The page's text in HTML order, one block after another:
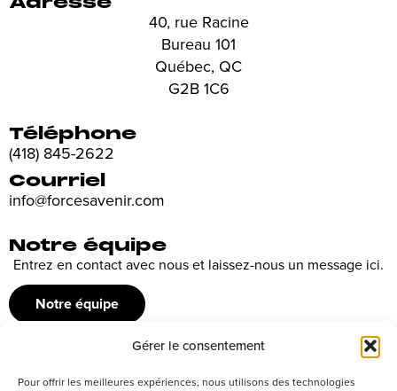
Gérer le consentement
Pour offrir les meilleures expériences, nous utilisons des technologies
40, rue Racine
Bureau 101
Québec, QC
G2B 1C6
Téléphone
(418) 845-2622
Courriel
info@forcesavenir.com
Notre équipe
Entrez en contact avec nous et laissez-nous un message ici.
Notre équipe
Recrutement